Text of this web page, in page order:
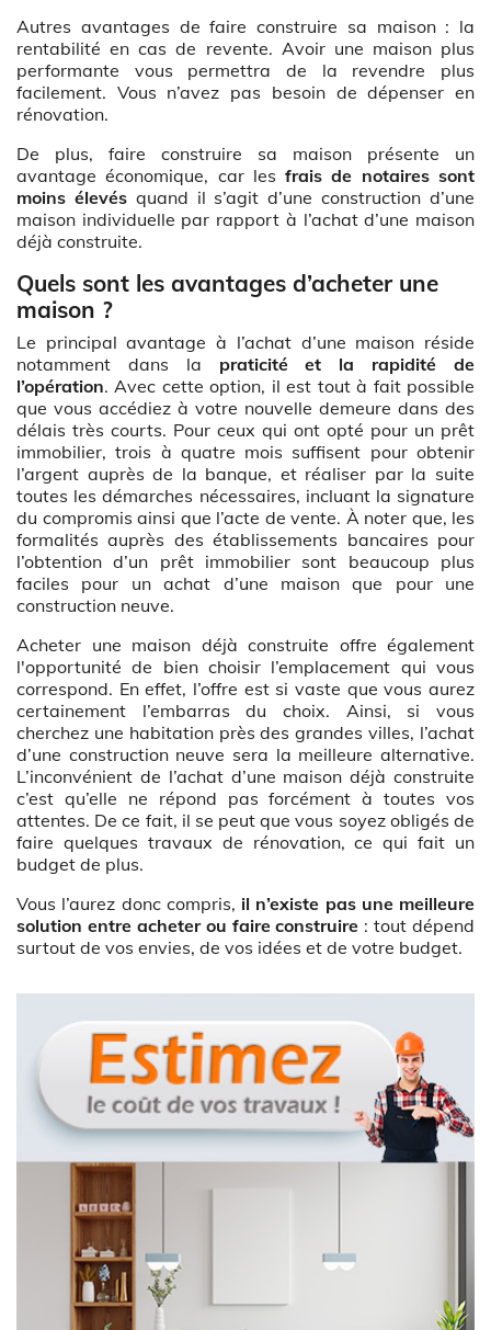
Autres avantages de faire construire sa maison : la
rentabilité en cas de revente. Avoir une maison plus
performante vous permettra de la revendre plus
facilement. Vous n’avez pas besoin de dépenser en
rénovation.
De plus, faire construire sa maison présente un
avantage économique, car lesfrais de notaires sont
moins élevésquand il s’agit d’une construction d’une
maison individuelle par rapport à l’achat d’une maison
déjà construite.
Quels sont les avantages d’acheter une
maison ?
Le principal avantage à l’achat d’une maison réside
notamment dans la praticité et la rapidité de
l’opération. Avec cette option, il est tout à fait possible
que vous accédiez à votre nouvelle demeure dans des
délais très courts. Pour ceux qui ont opté pour un prêt
immobilier, trois à quatre mois suffisent pour obtenir
l’argent auprès de la banque, et réaliser par la suite
toutes les démarches nécessaires, incluant la signature
du compromis ainsi que l’acte de vente. À noter que, les
formalités auprès des établissements bancaires pour
l’obtention d’un prêt immobilier sont beaucoup plus
faciles pour un achat d’une maison que pour une
construction neuve.
Acheter une maison déjà construite offre également
l'opportunité de bien choisir l’emplacement qui vous
correspond. En effet, l’offre est si vaste que vous aurez
certainement l’embarras du choix. Ainsi, si vous
cherchez une habitation près des grandes villes, l’achat
d’une construction neuve sera la meilleure alternative.
L’inconvénient de l’achat d’une maison déjà construite
c’est qu’elle ne répond pas forcément à toutes vos
attentes. De ce fait, il se peut que vous soyez obligés de
faire quelques travaux de rénovation, ce qui fait un
budget de plus.
Vous l’aurez donc compris, il n’existe pas une meilleure
solution entre acheter ou faire construire : tout dépend
surtout de vos envies, de vos idées et de votre budget.